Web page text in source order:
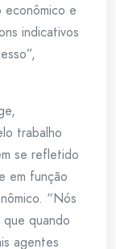
e
indicativos
trabalho
se refletido
em função
“Nós
quando
agentes